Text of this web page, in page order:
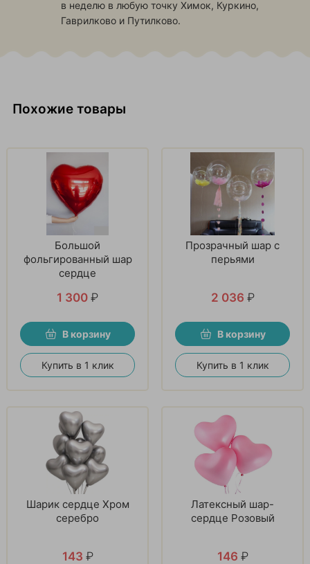
в неделю в любую точку Химок, Куркино,
Гаврилково и Путилково.
Похожие товары
Большой
фольгированный шар
сердце
1 300 ₽
В корзину
Купить в 1 клик
Прозрачный шар с
перьями
2 036 ₽
В корзину
Купить в 1 клик
Шарик сердце Хром
серебро
143 ₽
Латексный шар-
сердце Розовый
146 ₽